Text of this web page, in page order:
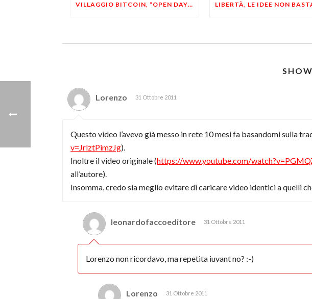
VILLAGGIO BITCOIN, “OPEN DAY 5”: LEONARDO FACCO OSPITE A BRESCIA
Lorenzo 31 Ottobre 2011
Questo video l’avevo già messo in rete 10 mesi fa basandomi sulla
v=JrlztPimzJg).
Inoltre il video originale (https://www.youtube.com/
all’autore).
Insomma, credo sia meglio evitare di caricare video identici a quelli
leonardofaccoeditore 31 Ottobre 2011
Lorenzo non ricordavo, ma repetita iuvant no? :-)
Lorenzo 31 Ottobre 2011